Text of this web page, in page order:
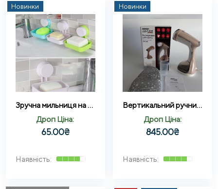
Новинки
Зручна мильниця на присосці Soap Box Multifunctional 1 шт (WO-17)
Дроп Ціна:
65.00₴
Новинки
Вертикальний ручний відпарювач для одягу Zepline ZP-210 з сенсорним управлінням в комплекті з рукавичкою Бежевий
Дроп Ціна:
845.00₴